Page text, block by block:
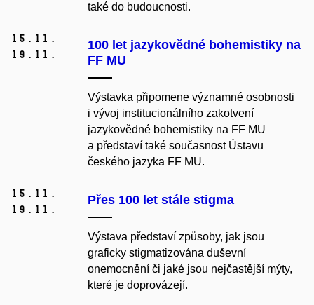
také do budoucnosti.
15. 11.
19. 11.
100 let jazykovědné bohemistiky na
FF MU
Výstavka připomene významné osobnosti
i vývoj institucionálního zakotvení
jazykovědné bohemistiky na FF MU
a představí také současnost Ústavu
českého jazyka FF MU.
15. 11.
19. 11.
Přes 100 let stále stigma
Výstava představí způsoby, jak jsou
graficky stigmatizována duševní
onemocnění či jaké jsou nejčastější mýty,
které je doprovázejí.